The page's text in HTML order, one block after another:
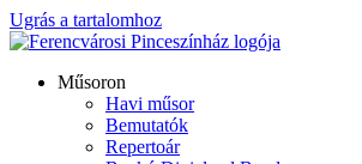
Ugrás a tartalomhoz
Műsoron
Havi műsor
Bemutatók
Repertoár